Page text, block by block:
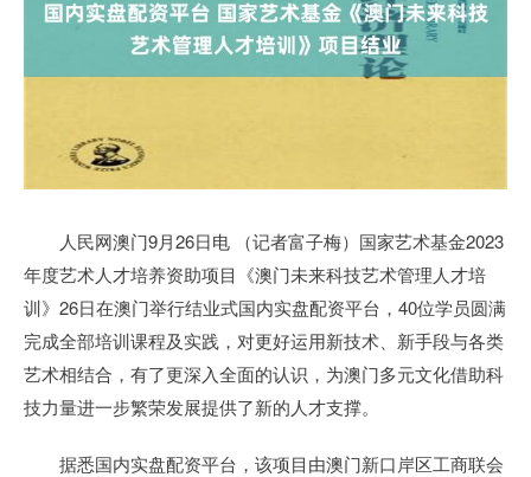
人民网澳门9月26日电 （记者富子梅）国家艺术基金2023
年度艺术人才培养资助项目《澳门未来科技艺术管理人才培
训》26日在澳门举行结业式国内实盘配资平台，40位学员圆满
完成全部培训课程及实践，对更好运用新技术、新手段与各类
艺术相结合，有了更深入全面的认识，为澳门多元文化借助科
技力量进一步繁荣发展提供了新的人才支撑。
据悉国内实盘配资平台，该项目由澳门新口岸区工商联会